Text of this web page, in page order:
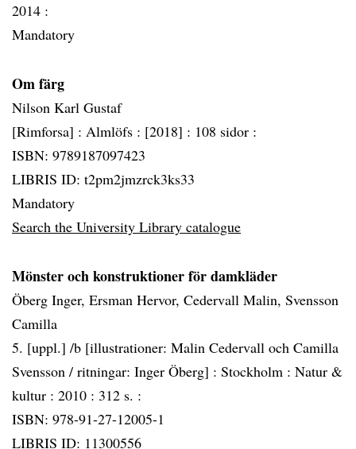
2014 :
Mandatory
Om färg
Nilson Karl Gustaf
[Rimforsa] : Almlöfs : [2018] : 108 sidor :
ISBN: 9789187097423
LIBRIS ID: t2pm2jmzrck3ks33
Mandatory
Search the University Library catalogue
Mönster och konstruktioner för damkläder
Öberg Inger, Ersman Hervor, Cedervall Malin, Svensson
Camilla
5. [uppl.] /b [illustrationer: Malin Cedervall och Camilla
Svensson / ritningar: Inger Öberg] : Stockholm : Natur &
kultur : 2010 : 312 s. :
ISBN: 978-91-27-12005-1
LIBRIS ID: 11300556